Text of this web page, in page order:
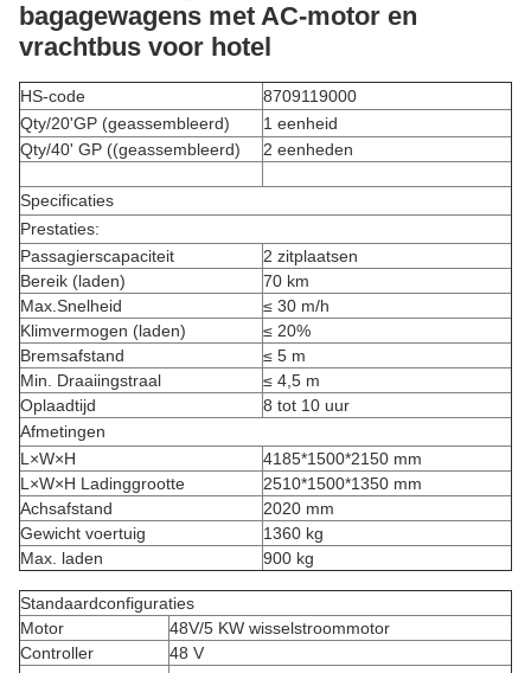
bagagewagens met AC-motor en
vrachtbus voor hotel
HS-code
8709119000
Qty/20'GP (geassembleerd)
1 eenheid
Qty/40' GP ((geassembleerd)
2 eenheden
Specificaties
Prestaties:
Passagierscapaciteit
2 zitplaatsen
Bereik (laden)
70 km
Max.Snelheid
≤ 30 m/h
Klimvermogen (laden)
≤ 20%
Bremsafstand
≤ 5 m
Min. Draaiingstraal
≤ 4,5 m
Oplaadtijd
8 tot 10 uur
Afmetingen
L×W×H
4185*1500*2150 mm
L×W×H Ladinggrootte
2510*1500*1350 mm
Achsafstand
2020 mm
Gewicht voertuig
1360 kg
Max. laden
900 kg
Standaardconfiguraties
Motor
48V/5 KW wisselstroommotor
Controller
48 V